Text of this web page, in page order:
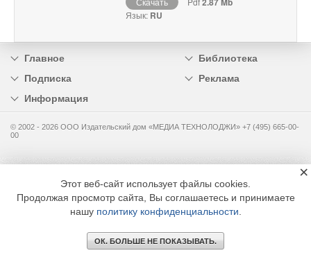
Язык: RU
Главное
Библиотека
Подписка
Реклама
Информация
© 2002 - 2026 OOO Издательский дом «МЕДИА ТЕХНОЛОДЖИ» +7 (495) 665-00-
00
Этот веб-сайт использует файлы cookies.
Продолжая просмотр сайта, Вы соглашаетесь и принимаете
нашу политику конфиденциальности
ОК. БОЛЬШЕ НЕ ПОКАЗЫВАТЬ.
×